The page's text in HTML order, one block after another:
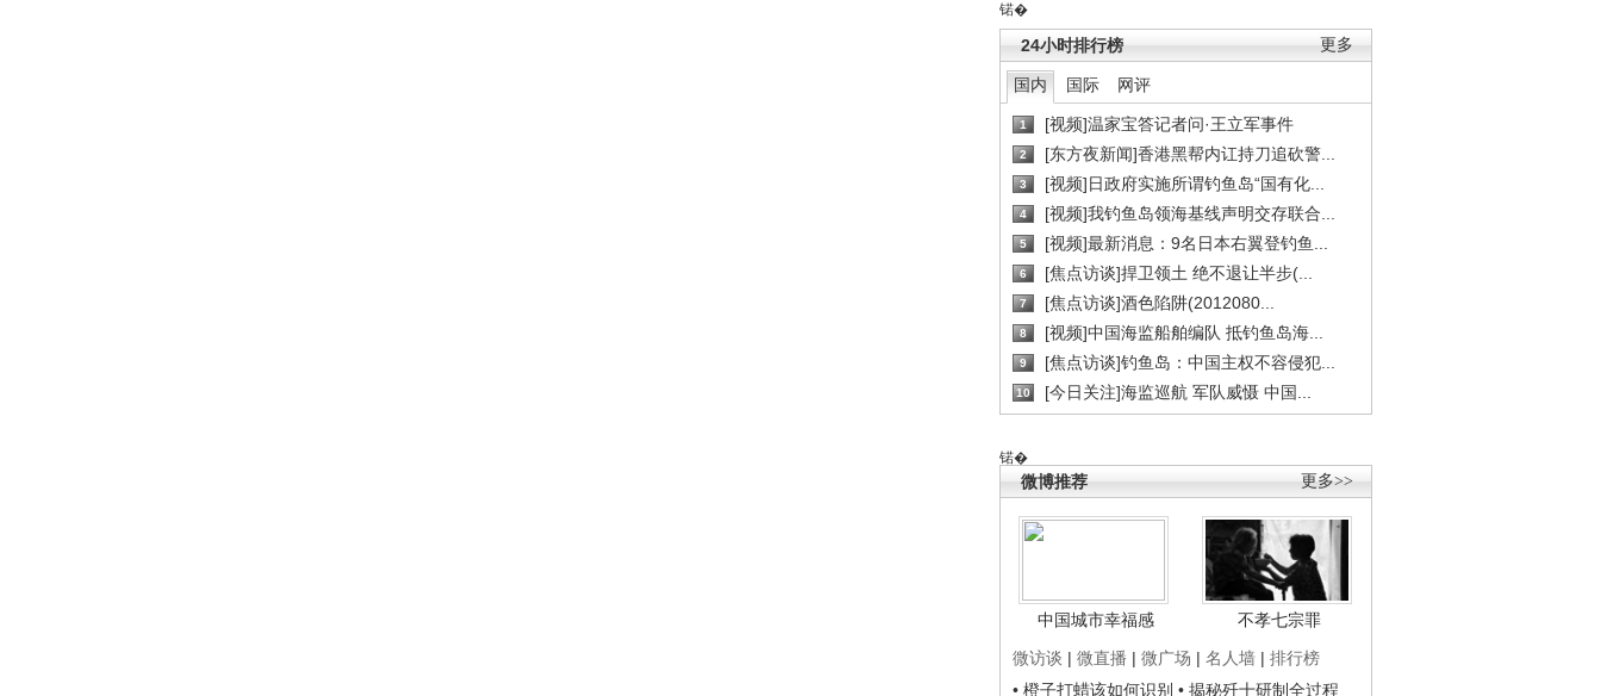
锘�
更多
24小时排行榜
国内 国际 网评
1 [视频]温家宝答记者问·王立军事件
2 [东方夜新闻]香港黑帮内讧持刀追砍警...
3 [视频]日政府实施所谓钓鱼岛“国有化...
4 [视频]我钓鱼岛领海基线声明交存联合...
5 [视频]最新消息：9名日本右翼登钓鱼...
6 [焦点访谈]捍卫领土 绝不退让半步(...
7 [焦点访谈]酒色陷阱(2012080...
8 [视频]中国海监船舶编队 抵钓鱼岛海...
9 [焦点访谈]钓鱼岛：中国主权不容侵犯...
10 [今日关注]海监巡航 军队威慑 中国...
锘�
更多>>
微博推荐
中国城市幸福感
不孝七宗罪
微访谈 | 微直播 | 微广场 | 名人墙 | 排行榜
• 橙子打蜡该如何识别 • 揭秘歼十研制全过程